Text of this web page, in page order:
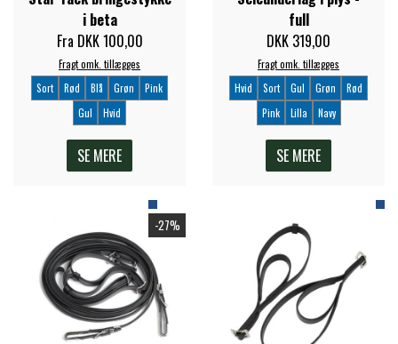
i beta
Fra DKK 100,00
Fragt omk. tillægges
Sort
Rød Blå Grøn
Pink
Gul
Hvid
SE MERE
full
DKK 319,00
Fragt omk. tillægges
Hvid
Sort Gul Grøn
Rød
Pink
Lilla Navy
SE MERE
-27%